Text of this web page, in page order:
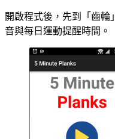
開啟程式後，先到「齒輪
音與每日運動提醒時間。